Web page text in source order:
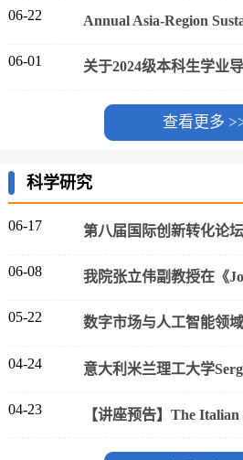
06-22
06-01 关于2024级本科生学业
查看更多
科学研究
06-17
06-08
05-22
04-24
04-23